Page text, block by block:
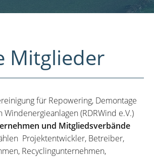
Mitglieder
für Repowering, Demontage
Windenergieanlagen (RDRWind e.V.)
und Mitgliedsverbände
Projektentwickler, Betreiber,
Recyclingunternehmen,